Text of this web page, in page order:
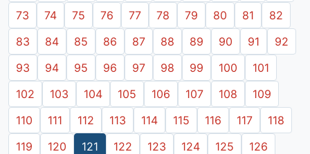
73
74 75 76 77 78 79 80 81
82
83
84 85 86 87 88 89 90 91
92
93
94 95 96 97 98 99 100
101
102
103 104 105 106 107 108
109
110
111 112 113 114 115 116 117
118
119
120 121 122 123 124 125
126